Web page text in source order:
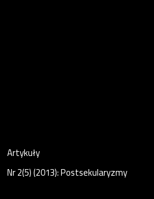
Artykuły
Nr 2(5) (2013): Postsekularyzmy